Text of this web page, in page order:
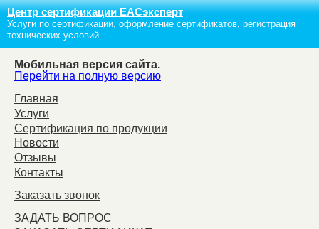
Центр сертификации ЕАСэксперт
Услуги по сертификации, оформление сертификатов, регистрация
технических условий
Мобильная версия сайта.
Перейти на полную версию
Главная
Услуги
Сертификация по продукции
Новости
Отзывы
Контакты
Заказать звонок
ЗАДАТЬ ВОПРОС